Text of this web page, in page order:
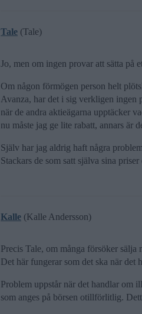
Tale (Tale)
Jo, men om ingen provar att sätta på
Om någon förmögen person helt
Avanza, har det i sig verkligen ingen
när de andra aktieägarna upptäcker
nu måste jag ge lite rabatt, annars är
Själv har jag aldrig haft några
Stackars de som satt själva sina
Kalle (Kalle Andersson)
Precis Tale, om många försöker sälja
Det här fungerar som det ska när
Problem uppstår när det handlar om
som anges på börsen otillförlitlig.